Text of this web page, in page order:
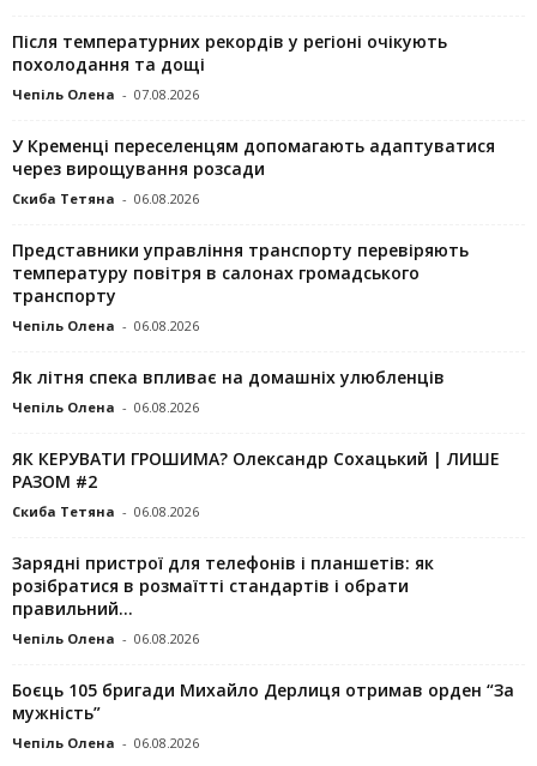
Після температурних рекордів у регіоні очікують
похолодання та дощі
Чепіль Олена - 07.08.2026
У Кременці переселенцям допомагають адаптуватися
через вирощування розсади
Скиба Тетяна - 06.08.2026
Представники управління транспорту перевіряють
температуру повітря в салонах громадського
транспорту
Чепіль Олена - 06.08.2026
Як літня спека впливає на домашніх улюбленців
Чепіль Олена - 06.08.2026
ЯК КЕРУВАТИ ГРОШИМА? Олександр Сохацький | ЛИШЕ
РАЗОМ #2
Скиба Тетяна - 06.08.2026
Зарядні пристрої для телефонів і планшетів: як
розібратися в розмаїтті стандартів і обрати
правильний...
Чепіль Олена - 06.08.2026
Боєць 105 бригади Михайло Дерлиця отримав орден “За
мужність”
Чепіль Олена - 06.08.2026